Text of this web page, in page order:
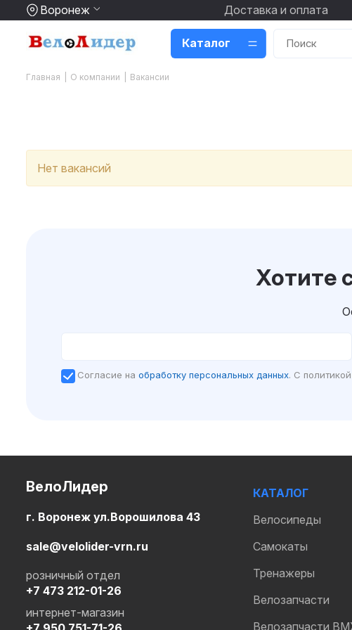
Воронеж Доставка и оплата
Каталог
Главная О компании Вакансии
Нет вакансий
Хотите
Согласие на обработку персональных данных. C
ВелоЛидер
г. Воронеж ул.Ворошилова 43
sale@velolider-vrn.ru
+7 473 212-01-26
розничный отдел
интернет-магазин
КАТАЛОГ
Велосипеды
Самокаты
Тренажеры
Велозапчасти
Велозапчасти